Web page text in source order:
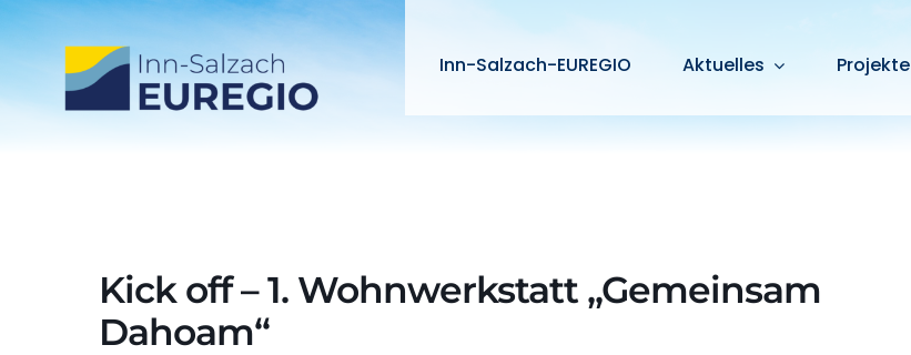
springen
Inn-Salzach-EUREGIO Aktuelles Projekte
Kick off – 1. Wohnwerkstatt „Gemeinsam
Dahoam“